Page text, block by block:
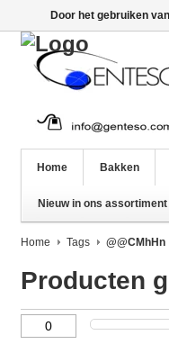
Home Bakken
Nieuw in ons assortiment
Home Tags @@CMhHn
Producten
Door het gebruiken